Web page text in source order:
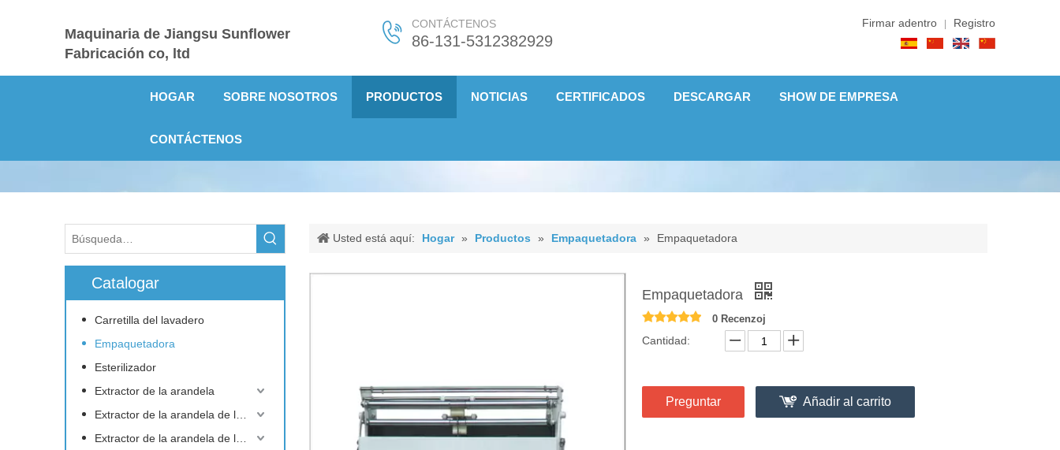
Maquinaria de Jiangsu Sunflower
Fabricación co, ltd
CONTÁCTENOS
86-131-5312382929
Firmar adentro Registro
HOGAR SOBRE NOSOTROS PRODUCTOS NOTICIAS CERTIFICADOS DESCARGAR SHOW DE EMPRESA
CONTÁCTENOS
Catalogar
Carretilla del lavadero
Empaquetadora
Esterilizador
Extractor de la arandela
Usted está aquí: Hogar » Productos » Empaquetadora » Empaquetadora
Empaquetadora
0 Recenzoj
Cantidad:
Preguntar Añadir al carrito